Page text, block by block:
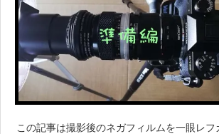
この記事は撮影後のネガフィルムを一眼レフ